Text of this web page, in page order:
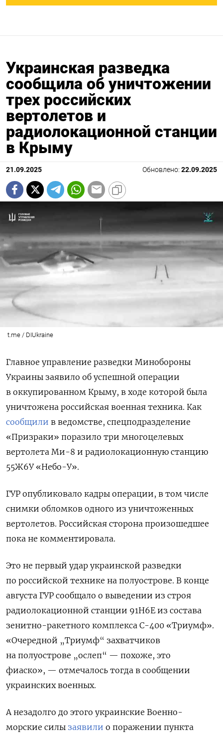
Украинская разведка
сообщила об уничтожении
трех российских
вертолетов и
радиолокационной станции
в Крыму
21.09.2025 Обновлено: 22.09.2025
t.me / DIUkraine
Главное управление разведки Минобороны
Украины заявило об успешной операции
в оккупированном Крыму, в ходе которой была
уничтожена российская военная техника. Как
сообщили в ведомстве, спецподразделение
«Призраки» поразило три многоцелевых
вертолета Ми-8 и радиолокационную станцию
55Ж6У «Небо-У».
ГУР опубликовало кадры операции, в том числе
снимки обломков одного из уничтоженных
вертолетов. Российская сторона произошедшее
пока не комментировала.
Это не первый удар украинской разведки
по российской технике на полуострове. В конце
августа ГУР сообщало о выведении из строя
радиолокационной станции 91Н6Е из состава
зенитно-ракетного комплекса С-400 «Триумф».
«Очередной „Триумф“ захватчиков
на полуострове „ослеп“ — похоже, это
фиаско», — отмечалось тогда в сообщении
украинских военных.
А незадолго до этого украинские Военно-
морские силы заявили о поражении пункта